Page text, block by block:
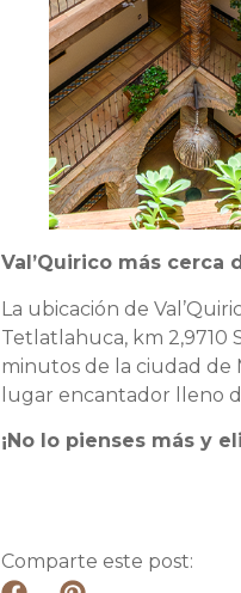
Val’Quirico más
La ubicación de
Tetlatlahuca, km 2,9710
minutos de la ciudad de
lugar encantador lleno
¡No lo pienses más y
Comparte este post: